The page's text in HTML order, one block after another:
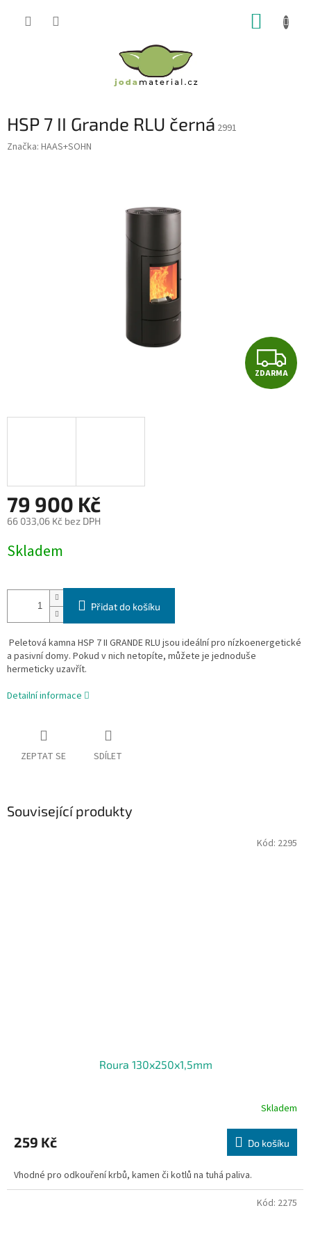
HSP 7 II Grande RLU černá 2991
Značka: HAAS+SOHN
Z
D
ZDARMA
79 900 Kč
66 033,06 Kč bez DPH
cena:
Skladem
Přidat do košíku
Peletová kamna HSP 7 II GRANDE RLU jsou ideální pro nízkoenergetické
a pasivní domy. Pokud v nich netopíte, můžete je jednoduše
hermeticky uzavřít.
Detailní informace
ZEPTAT SE SDÍLET
Související produkty
Roura 130x250x1,5mm
Skladem
259 Kč Do košíku
Vhodné pro odkouření krbů, kamen či kotlů na tuhá paliva.
Kód: 2295
Kód: 2275